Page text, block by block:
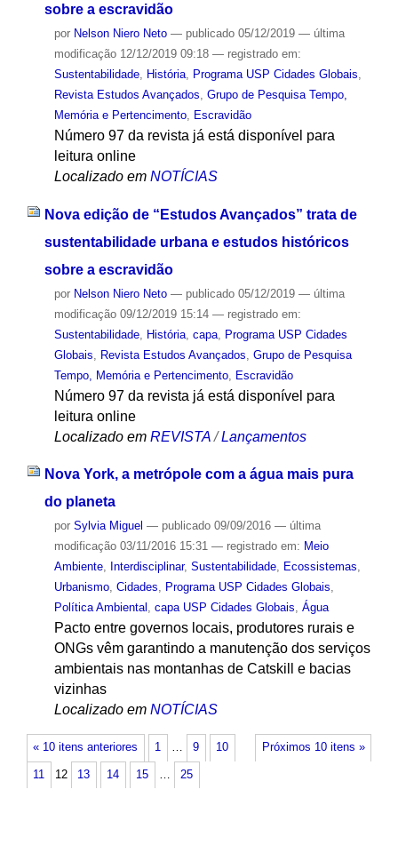
sobre a escravidão
por Nelson Niero Neto — publicado05/12/2019 — última
modificação12/12/2019 09:18 — registrado em:
Sustentabilidade, História, Programa USP Cidades Globais
Revista Estudos Avançados Grupo de Pesquisa Tempo,
Memória e Pertencimento, Escravidão
Número 97 da revista já está disponível para
leitura online
Localizado em NOTÍCIAS
Nova edição de “Estudos Avançados” trata de
sustentabilidade urbana e estudos históricos
sobre a escravidão
por Nelson Niero Neto — publicado05/12/2019 — última
modificação09/12/2019 15:14 — registrado em:
Sustentabilidade, História, capa, Programa USP Cidades
Globais
Revista Estudos Avançados Grupo de Pesquisa
Tempo, Memória e Pertencimento, Escravidão
Número 97 da revista já está disponível para
leitura online
Localizado em REVISTA /Lançamentos
Nova York, a metrópole com a água mais pura
do planeta
por Sylvia Miguel — publicado09/09/2016 — última
modificação03/11/2016 15:31 — registrado em: Meio
Ambiente, Interdisciplinar, Sustentabilidade, Ecossistemas,
Urbanismo, Cidades, Programa USP Cidades Globais,
Política Ambiental , capa USP Cidades Globais, Água
Pacto entre governos locais, produtores rurais e
ONGs vêm garantindo a manutenção dos serviços
ambientais nas montanhas de Catskill e bacias
vizinhas
Localizado em NOTÍCIAS
« 10 itens anteriores Próximos 10 itens »
1 … 9 10
11 12 13 14 15 … 25